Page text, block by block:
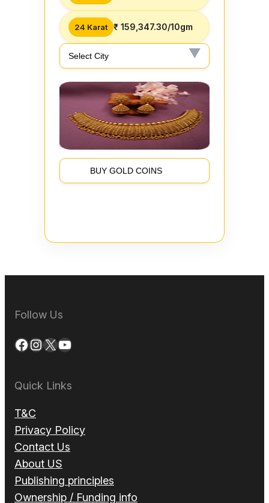
24 Karat ₹ 159,347.30/10gm
BUY GOLD COINS
Follow Us
Facebook InstagramX YouTube
Quick Links
T&C
Privacy Policy
Contact Us
About US
Publishing principles
Ownership / Funding info